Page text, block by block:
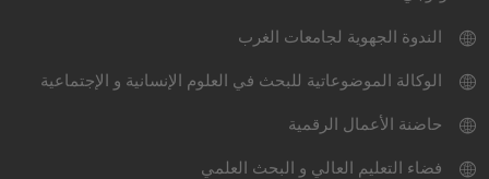
الندوة الجهوية لجامعات الغرب
الوكالة الموضوعاتية للبحث في العلوم الإنسانية و الإجتماعية
حاضنة الأعمال الرقمية
فضاء التعليم العالي و البحث العلمي